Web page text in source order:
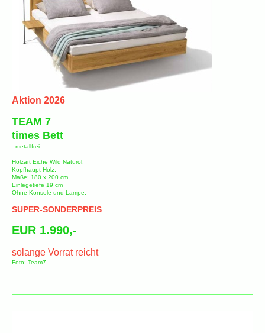
Aktion 2026
TEAM 7
times Bett
- metallfrei -
Holzart Eiche Wild Naturöl,
Kopfhaupt Holz,
Maße: 180 x 200 cm,
Einlegetiefe 19 cm
Ohne Konsole und Lampe.
SUPER-SONDERPREIS
EUR 1.990,-
solange Vorrat reicht
Foto: Team7